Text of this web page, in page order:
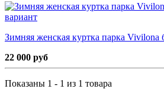
вариант
Зимняя женская куртка парка Vivilona
22 000 руб
Показаны 1 - 1 из 1 товара